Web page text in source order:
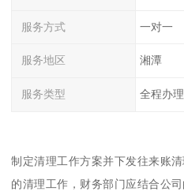
服务方式 一对一
服务地区 湘潭
服务类型 全程办理
制定清理工作方案并下发往来账
的清理工作，财务部门应结合公